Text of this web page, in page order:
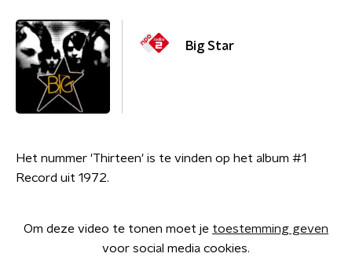
Big Star
Het nummer 'Thirteen' is te vinden op het album #1
Record uit 1972.
Om deze video te tonen moet je toestemming geven
voor social media cookies.